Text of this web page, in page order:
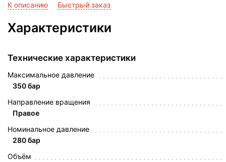
К описанию Быстрый заказ
Характеристики
Технические характеристики
Максимальное давление
350 бар
Направление вращения
Правое
Номинальное давление
280 бар
Объём